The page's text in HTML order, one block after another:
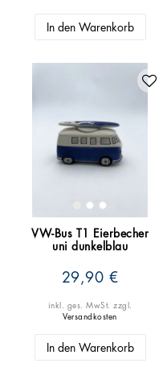
In den Warenkorb
VW-Bus T1 Eierbecher
uni dunkelblau
29,90 €
inkl. ges. MwSt. zzgl.
Versandkosten
In den Warenkorb